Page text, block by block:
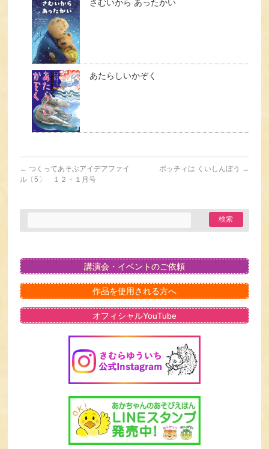
さむいから あったかい
あたらしいかぞく
← つくってあそぶアイデアファイ
ル〔5〕 １２・１月号
ポッチィは くいしんぼう →
講演会・イベントのご依頼
作品を使用される方へ
オフィシャルYouTube